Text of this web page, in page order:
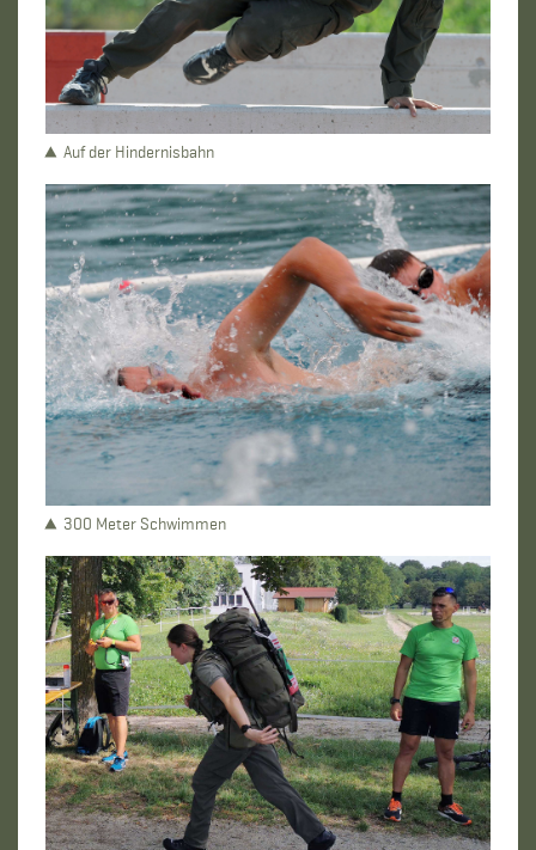
Auf der Hindernisbahn
300 Meter Schwimmen